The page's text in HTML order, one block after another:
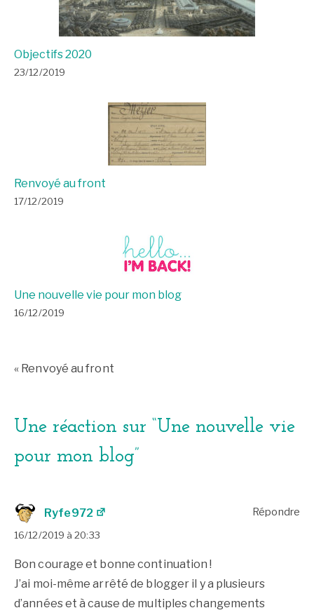
Objectifs 2020
23/12/2019
Renvoyé au front
17/12/2019
Une nouvelle vie pour mon blog
16/12/2019
Navigation
l’article
« Renvoyé au front
Une réaction sur “Une nouvelle vie
pour mon blog”
Ryfe972
16/12/2019 à 20:33
Bon courage et bonne continuation !
J’ai moi-même arrêté de blogger il y a plusieurs
d’années et à cause de multiples changements
Répondre